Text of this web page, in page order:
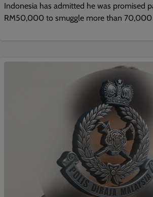
Indonesia has admitted he was promised
RM50,000 to smuggle more than 70,000